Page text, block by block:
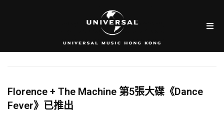
Florence + The Machine 第5張大碟《Dance
Fever》已推出